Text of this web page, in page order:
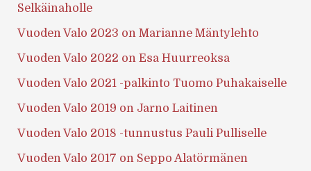
Selkäinaholle
Vuoden Valo 2023 on Marianne Mäntylehto
Vuoden Valo 2022 on Esa Huurreoksa
Vuoden Valo 2021 -palkinto Tuomo Puhakaiselle
Vuoden Valo 2019 on Jarno Laitinen
Vuoden Valo 2018 -tunnustus Pauli Pulliselle
Vuoden Valo 2017 on Seppo Alatörmänen